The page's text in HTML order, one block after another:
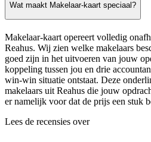
Wat maakt Makelaar-kaart speciaal?
Makelaar-kaart opereert volledig
Reahus. Wij zien welke makelaars
goed zijn in het uitvoeren van jouw
koppeling tussen jou en drie
win-win situatie ontstaat. Deze
makelaars uit Reahus die jouw
er namelijk voor dat de prijs een stuk
Lees de recensies over